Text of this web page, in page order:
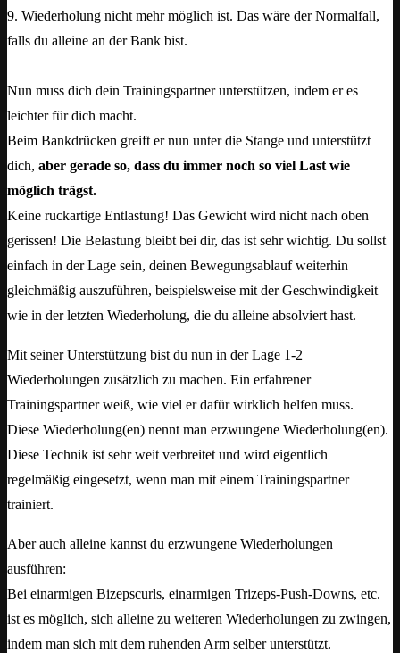
9. Wiederholung nicht mehr möglich ist. Das wäre der Normalfall,
falls du alleine an der Bank bist.
Nun muss dich dein Trainingspartner unterstützen, indem er es
leichter für dich macht.
Beim Bankdrücken greift er nun unter die Stange und unterstützt
dich, aber gerade so, dass du immer noch so viel Last wie
möglich trägst.
Keine ruckartige Entlastung! Das Gewicht wird nicht nach oben
gerissen! Die Belastung bleibt bei dir, das ist sehr wichtig. Du sollst
einfach in der Lage sein, deinen Bewegungsablauf weiterhin
gleichmäßig auszuführen, beispielsweise mit der Geschwindigkeit
wie in der letzten Wiederholung, die du alleine absolviert hast.
Mit seiner Unterstützung bist du nun in der Lage 1-2
Wiederholungen zusätzlich zu machen. Ein erfahrener
Trainingspartner weiß, wie viel er dafür wirklich helfen muss.
Diese Wiederholung(en) nennt man erzwungene Wiederholung(en).
Diese Technik ist sehr weit verbreitet und wird eigentlich
regelmäßig eingesetzt, wenn man mit einem Trainingspartner
trainiert.
Aber auch alleine kannst du erzwungene Wiederholungen
ausführen:
Bei einarmigen Bizepscurls, einarmigen Trizeps-Push-Downs, etc.
ist es möglich, sich alleine zu weiteren Wiederholungen zu zwingen,
indem man sich mit dem ruhenden Arm selber unterstützt.